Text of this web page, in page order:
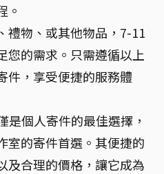
。
禮物、或其他物品，7-11
您的需求。只需遵循以上
件，享受便捷的服務體
是個人寄件的最佳選擇，
室的寄件首選。其便捷的
及合理的價格，讓它成為